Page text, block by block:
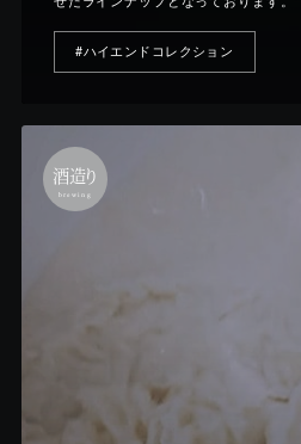
#ハイエンドコレクション
酒造り
brewing